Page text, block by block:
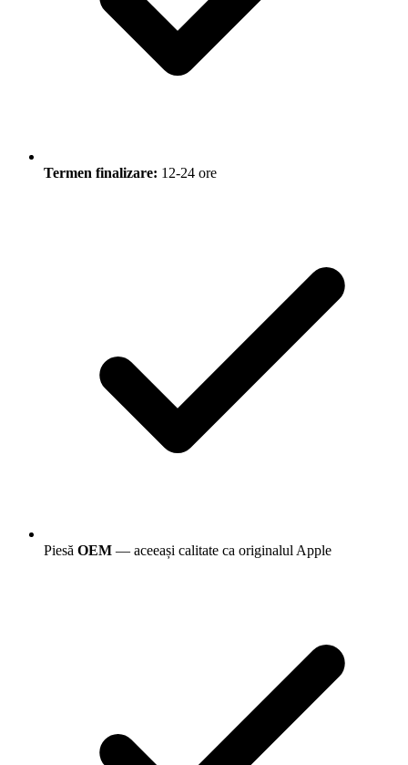
Termen finalizare: 12-24 ore
Piesă OEM — aceeași calitate ca originalul Apple